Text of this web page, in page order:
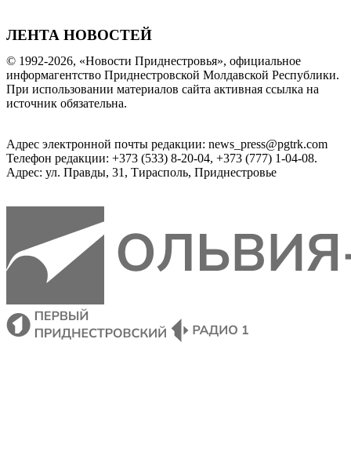
ЛЕНТА НОВОСТЕЙ
© 1992-2026, «Новости Приднестровья», официальное
информагентство Приднестровской Молдавской Республики.
При использовании материалов сайта активная ссылка на
источник обязательна.
Адрес электронной почты редакции: news_press@pgtrk.com
Телефон редакции: +373 (533) 8-20-04, +373 (777) 1-04-08.
Адрес: ул. Правды, 31, Тирасполь, Приднестровье